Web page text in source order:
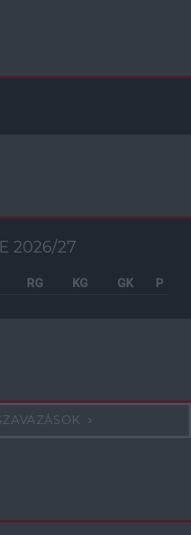
2026/27
RG KG GK P